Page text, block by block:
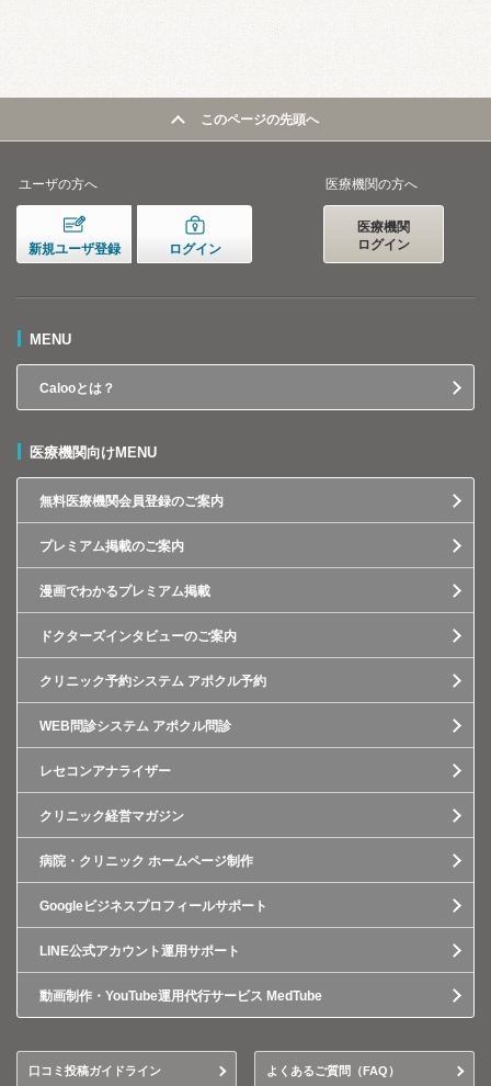
このページの先頭へ
ユーザの方へ
新規ユーザ登録 ログイン
医療機関の方へ
医療機関
ログイン
MENU
Calooとは？
医療機関向けMENU
無料医療機関会員登録のご案内
プレミアム掲載のご案内
漫画でわかるプレミアム掲載
ドクターズインタビューのご案内
クリニック予約システム アポクル予約
WEB問診システム アポクル問診
レセコンアナライザー
クリニック経営マガジン
病院・クリニック ホームページ制作
Googleビジネスプロフィールサポート
LINE公式アカウント運用サポート
動画制作・YouTube運用代行サービス MedTube
口コミ投稿ガイドライン よくあるご質問（FAQ）